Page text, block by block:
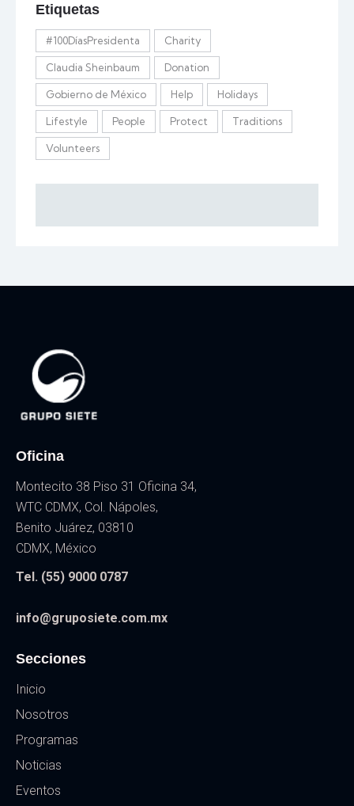
Etiquetas
#100DíasPresidenta Charity
Claudia Sheinbaum Donation
Gobierno de México Help Holidays
Lifestyle People Protect Traditions
Volunteers
Oficina
Montecito 38 Piso 31 Oficina 34,
WTC CDMX, Col. Nápoles,
Benito Juárez, 03810
CDMX, México
Tel. (55) 9000 0787
info@gruposiete.com.mx
Secciones
Inicio
Nosotros
Programas
Noticias
Eventos